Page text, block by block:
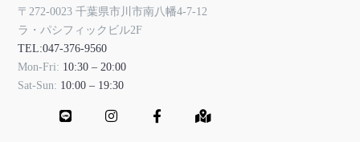
〒272-0023 千葉県市川市南八幡4-7-12
ラ・パシフィックビル2F
TEL:047-376-9560
Mon-Fri: 10:30 – 20:00
Sat-Sun: 10:00 – 19:30